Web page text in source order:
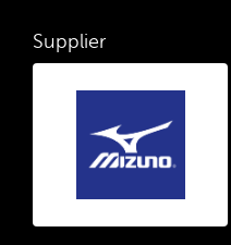
Supplier